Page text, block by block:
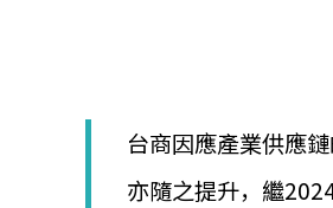
台商因應產業供應
亦隨之提升，繼